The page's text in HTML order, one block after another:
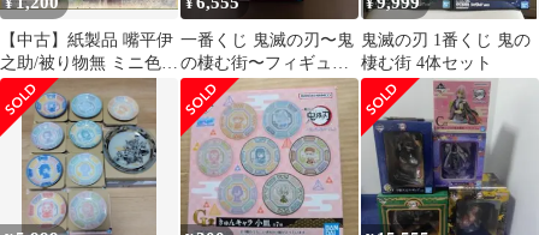
¥
【中古】紙製品 嘴平伊
之助/被り物無 ミニ色紙
色コレ 「一番くじ 鬼滅
の刃 ～鬼の棲む街～ 其
ノ弐」 I賞
¥
一番くじ 鬼滅の刃〜鬼
の棲む街〜フィギュア
C&D賞 セット
¥
鬼滅の刃 1番くじ 鬼の
棲む街 4体セット